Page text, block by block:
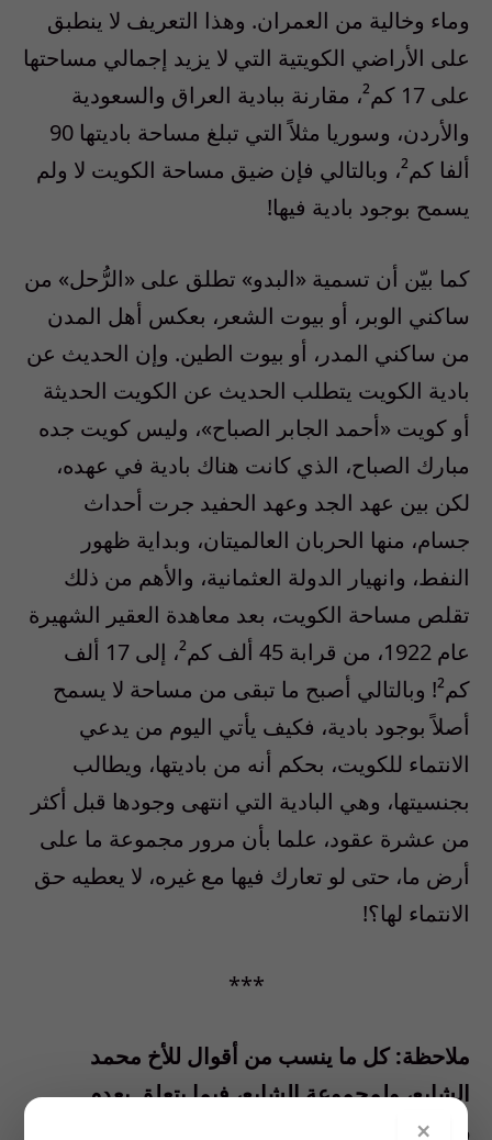
وماء وخالية من العمران. وهذا التعريف لا ينطبق
على الأراضي الكويتية التي لا يزيد إجمالي مساحتها
على 17 كم²، مقارنة ببادية العراق والسعودية
والأردن، وسوريا مثلاً التي تبلغ مساحة باديتها 90
ألفا كم²، وبالتالي فإن ضيق مساحة الكويت لا ولم
يسمح بوجود بادية فيها!
كما بيّن أن تسمية «البدو» تطلق على «الرُّحل» من
ساكني الوبر، أو بيوت الشعر، بعكس أهل المدن
من ساكني المدر، أو بيوت الطين. وإن الحديث عن
بادية الكويت يتطلب الحديث عن الكويت الحديثة
أو كويت «أحمد الجابر الصباح»، وليس كويت جده
مبارك الصباح، الذي كانت هناك بادية في عهده،
لكن بين عهد الجد وعهد الحفيد جرت أحداث
جسام، منها الحربان العالميتان، وبداية ظهور
النفط، وانهيار الدولة العثمانية، والأهم من ذلك
تقلص مساحة الكويت، بعد معاهدة العقير الشهيرة
عام 1922، من قرابة 45 ألف كم²، إلى 17 ألف
كم²! وبالتالي أصبح ما تبقى من مساحة لا يسمح
أصلاً بوجود بادية، فكيف يأتي اليوم من يدعي
الانتماء للكويت، بحكم أنه من باديتها، ويطالب
بجنسيتها، وهي البادية التي انتهى وجودها قبل أكثر
من عشرة عقود، علما بأن مرور مجموعة ما على
أرض ما، حتى لو تعارك فيها مع غيره، لا يعطيه حق
الانتماء لها؟!
***
ملاحظة: كل ما ينسب من أقوال للأخ محمد
الشايع، ولمجموعة الشايع، فيما يتعلق بعدم
رضائهم عن الوضع التجاري في الكويت غير صحيح،
×